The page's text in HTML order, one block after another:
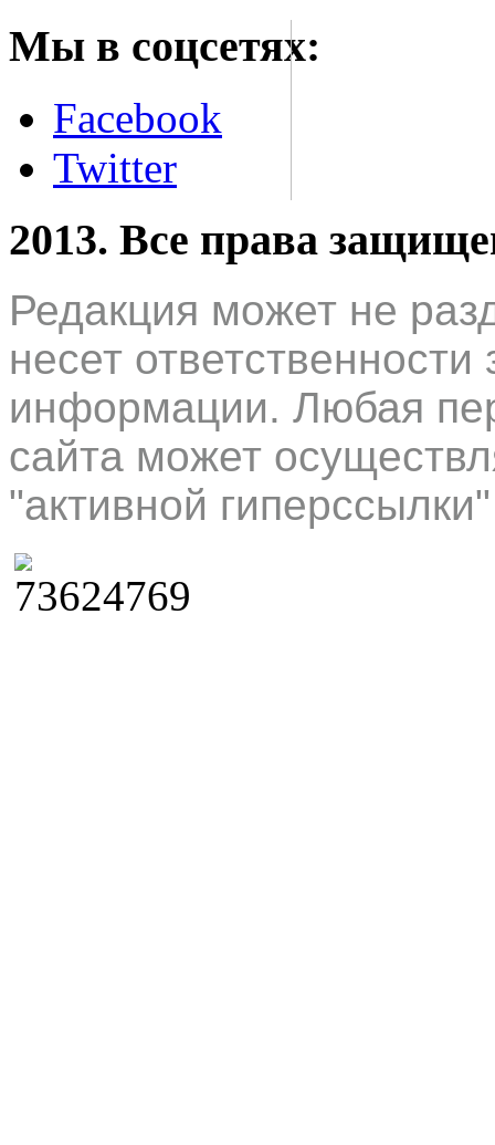
Мы в соцсетях:
Facebook
Twitter
2013. Все права
Редакция может не
несет
информации. Любая
сайта может
"активной